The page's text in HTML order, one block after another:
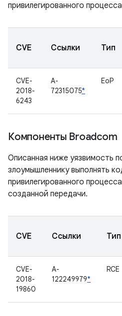
привилегированного
CVE Ссылки Тип
CVE-
2018-
6243
A-
72315075*
EoP
Компоненты Broadcom
Описанная ниже уязвимость
злоумышленнику выполнять
привилегированного
созданной передачи.
CVE Ссылки Тип
CVE-
2018-
19860
A-
122249979*
RCE